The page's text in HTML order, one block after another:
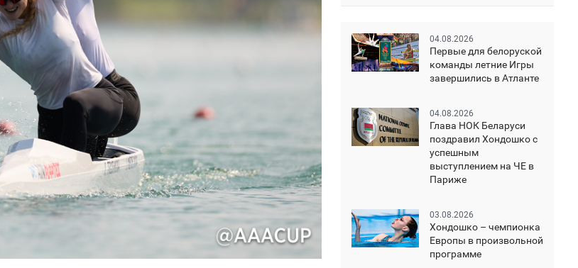
04.08.2026
Первые для белоруской
команды летние Игры
завершились в Атланте
04.08.2026
Глава НОК Беларуси
поздравил Хондошко с
успешным
выступлением на ЧЕ в
Париже
03.08.2026
Хондошко – чемпионка
Европы в произвольной
программе